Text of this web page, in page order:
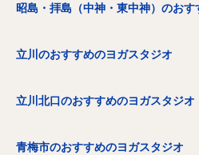
昭島・拝島（中神・東中神）のお
立川のおすすめのヨガスタジオ
立川北口のおすすめのヨガスタジオ
青梅市のおすすめのヨガスタジオ